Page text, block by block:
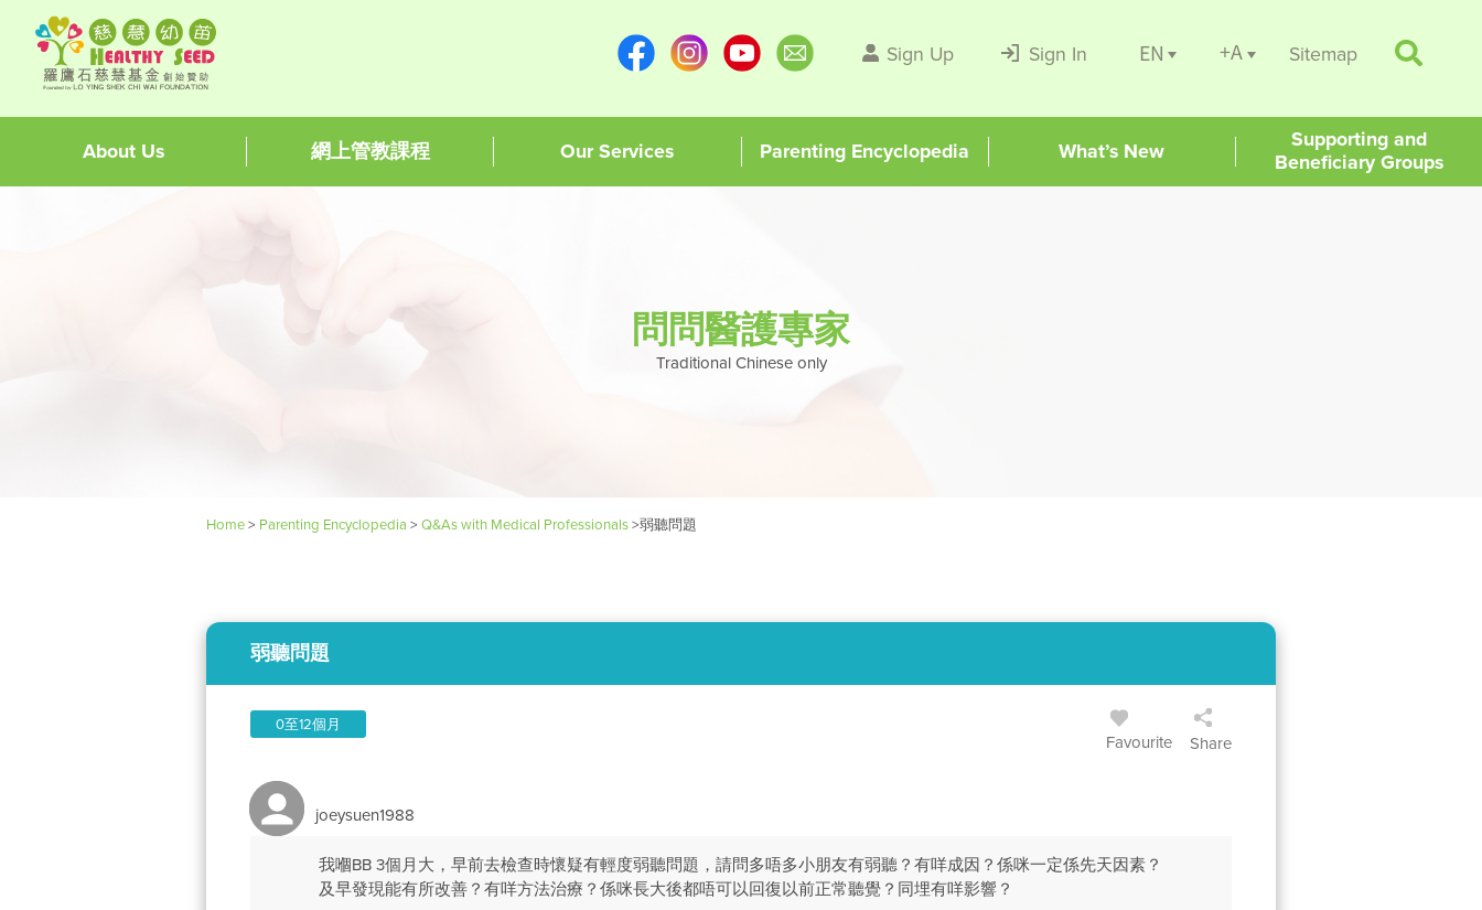
Sign Up Sign In EN +A Sitemap
About Us 網上管教課程 Our Services Parenting Encyclopedia What’s New
Supporting and
Beneficiary Groups
問問醫護專家
Traditional Chinese only
Home> Parenting Encyclopedia > Q&As with Medical Professionals>弱聽問題
弱聽問題
0至12個月
Favourite Share
joeysuen1988
我嗰BB 3個月大，早前去檢查時懷疑有輕度弱聽問題，請問多唔多小朋友有弱聽？有咩成因？係咪一定係先天因素？
及早發現能有所改善？有咩方法治療？係咪長大後都唔可以回復以前正常聽覺？同埋有咩影響？